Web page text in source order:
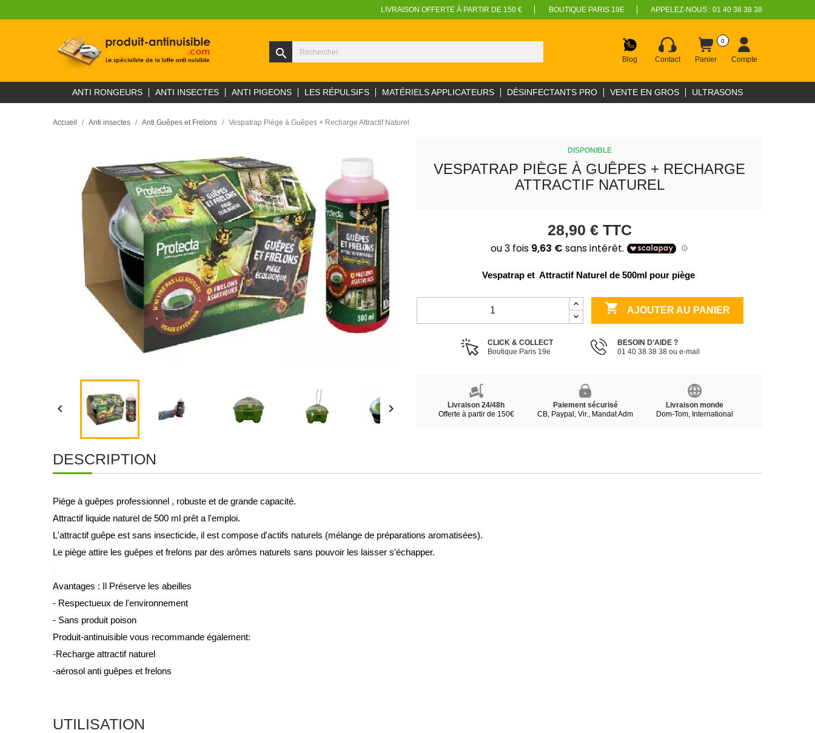
LIVRAISON OFFERTE À PARTIR DE 150 € BOUTIQUE PARIS 19E APPELEZ-NOUS : 01 40 38 38 38
search Blog Contact Panier
0
Compte
ANTI RONGEURS ANTI INSECTES ANTI PIGEONS LES RÉPULSIFS MATÉRIELS APPLICATEURS DÉSINFECTANTS PRO VENTE EN GROS ULTRASONS
Accueil Anti insectes Anti Guêpes et Frelons Vespatrap Piège à Guêpes + Recharge Attractif Naturel
 
DISPONIBLE
VESPATRAP PIÈGE À GUÊPES + RECHARGE
ATTRACTIF NATUREL
28,90 € TTC
Vespatrap et  Attractif Naturel de 500ml pour piège
 AJOUTER AU PANIER
CLICK & COLLECT
Boutique Paris 19e
BESOIN D’AIDE ?
01 40 38 38 38 ou e-mail
Livraison 24/48h
Offerte à partir de 150€
Paiement sécurisé
CB, Paypal, Vir., Mandat Adm
Livraison monde
Dom-Tom, International
DESCRIPTION
Piège à guêpes professionnel , robuste et de grande capacité.
Attractif liquide naturel de 500 ml prêt a l'emploi.
L'attractif guêpe est sans insecticide, il est compose d'actifs naturels (mélange de préparations aromatisées).
Le piège attire les guêpes et frelons par des arômes naturels sans pouvoir les laisser s'échapper.
Avantages : Il Préserve les abeilles
- Respectueux de l'environnement
- Sans produit poison
Produit-antinuisible vous recommande également:
-Recharge attractif naturel
-aérosol anti guêpes et frelons
UTILISATION